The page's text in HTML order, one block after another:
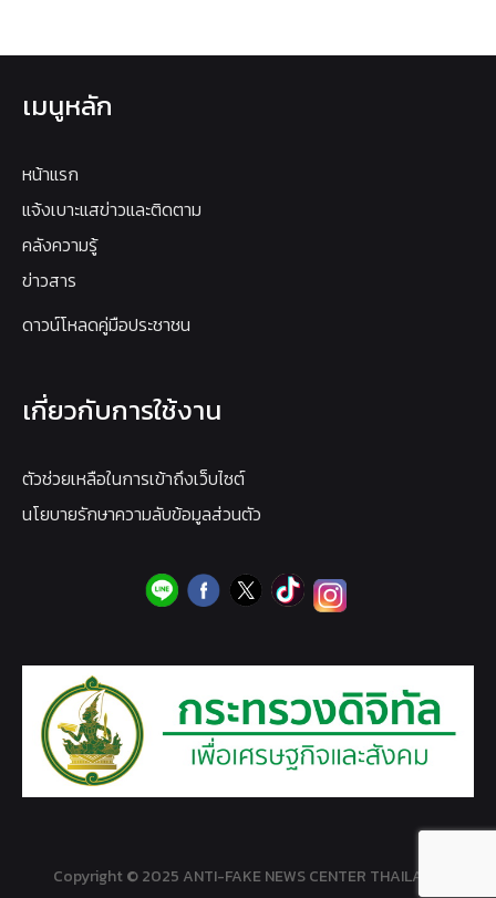
เมนูหลัก
หน้าแรก
แจ้งเบาะแสข่าวและติดตาม
คลังความรู้
ข่าวสาร
ดาวน์โหลดคู่มือประชาชน
เกี่ยวกับการใช้งาน
ตัวช่วยเหลือในการเข้าถึงเว็บไซต์
นโยบายรักษาความลับข้อมูลส่วนตัว
Copyright © 2025 ANTI-FAKE NEWS CENTER THAILAND